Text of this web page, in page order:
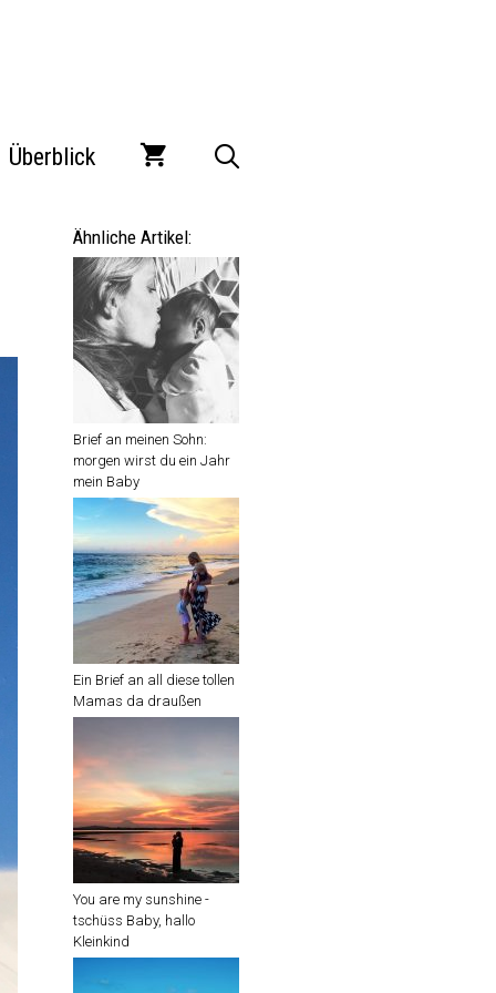
Überblick
Ähnliche Artikel:
Brief an meinen Sohn:
morgen wirst du ein Jahr
mein Baby
Ein Brief an all diese tollen
Mamas da draußen
You are my sunshine -
tschüss Baby, hallo
Kleinkind